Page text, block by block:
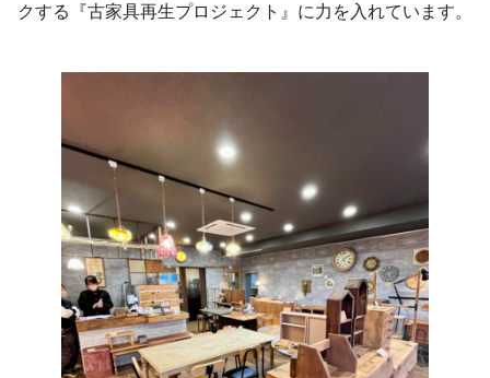
クする『古家具再生プロジェクト』に力を入れています。